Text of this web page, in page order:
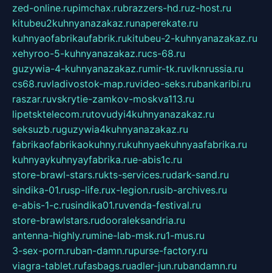
zed-online.rupimchax.rubrazzers-hd.ruz-host.ru
kitubeu2kuhnyanazakaz.runaperekate.ru
kuhnyaofabrikaufabrik.rukitubeu-2-kuhnyanazakaz.ru
xehyroo-5-kuhnyanazakaz.rucs-68.ru
guzywia-4-kuhnyanazakaz.rumir-tk.ruvlknrussia.ru
cs68.ruvladivostok-map.ruvideo-seks.rubankaribi.ru
raszar.ruvskrytie-zamkov-moskva113.ru
lipetsktelecom.rutovudyi4kuhnyanazakaz.ru
seksuzb.ruguzywia4kuhnyanazakaz.ru
fabrikaofabrikaokuhny.rukuhnyaekuhnyaafabrika.ru
kuhnyaykuhnyayfabrika.rue-abis1c.ru
store-brawl-stars.rukts-services.rudark-sand.ru
sindika-01.rusp-life.rux-legion.rusib-archives.ru
e-abis-1-c.rusindika01.ruvenda-festival.ru
store-brawlstars.rudooraleksandria.ru
antenna-highly.rumine-lab-msk.ru1-mus.ru
3-sex-porn.ruban-damn.rupurse-factory.ru
viagra-tablet.rufasbags.ruadler-jun.rubandamn.ru